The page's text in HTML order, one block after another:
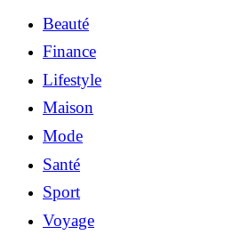
Beauté
Finance
Lifestyle
Maison
Mode
Santé
Sport
Voyage